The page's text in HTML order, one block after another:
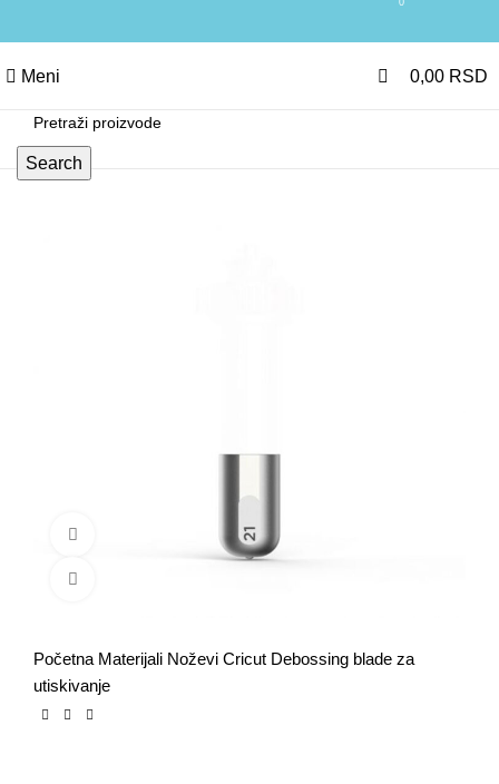
Meni
0
0,00 RSD
Search
Početna Materijali Noževi Cricut Debossing blade za
utiskivanje